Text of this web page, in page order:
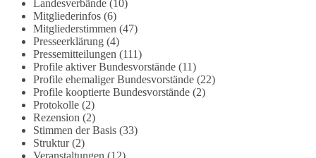
angriff-auf-das-grundgesetz/
🟩🟩🟦🟦🟥🟥🟧🟧
Es ging weniger um fertige Antworten als um eine
Debatte darüber, wie Freiheit, Verantwortung,
Naturschutz und Grundrechte in einer
demokratischen Gesellschaft künftig miteinander
in Einklang gebracht werden können.
Landesverbände(10)
Mitgliederinfos(6)
Mitgliederstimmen (47)
Presseerklärung(4)
Pressemitteilungen (111)
Profile aktiver Bundesvorstände(11)
Profile ehemaliger Bundesvorstände(22)
Profile kooptierte Bundesvorstände(2)
Protokolle(2)
Rezension (2)
Stimmen der Basis(33)
Struktur(2)
Veranstaltungen (12)